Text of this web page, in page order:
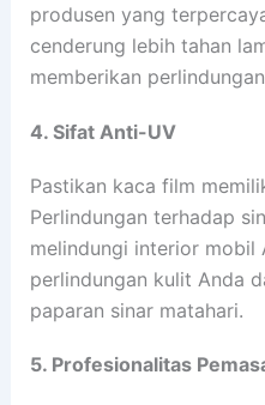
produsen yang
cenderung lebih tahan
memberikan
4. Sifat Anti-UV
Pastikan kaca film
Perlindungan terhadap
melindungi interior mobil
perlindungan kulit Anda
paparan sinar matahari.
5. Profesionalitas